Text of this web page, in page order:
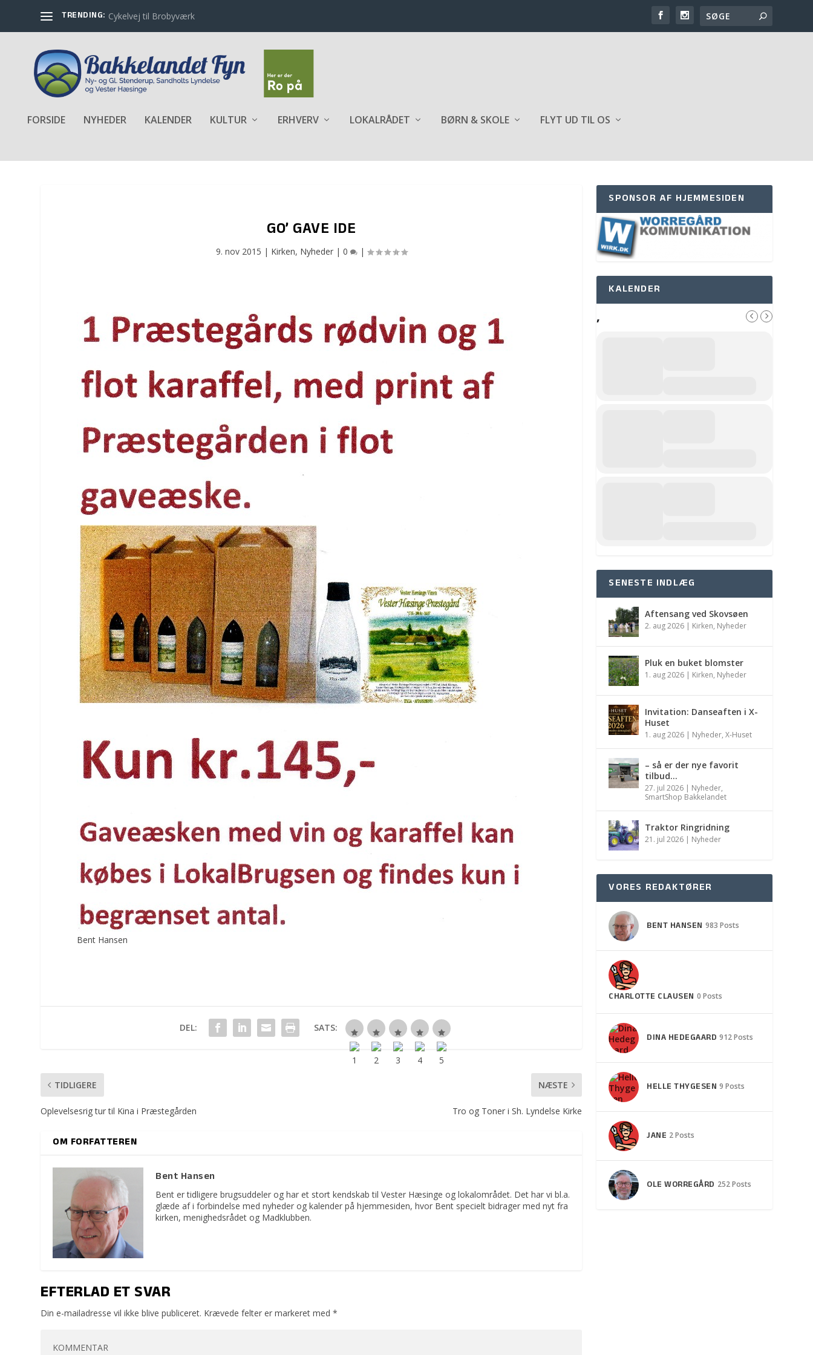
TRENDING: Cykelvej til Brobyværk
FORSIDE NYHEDER KALENDER KULTUR ERHVERV LOKALRÅDET BØRN & SKOLE FLYT UD TIL OS
GO’ GAVE IDE
9. nov 2015 | Kirken, Nyheder| 0 |
Bent Hansen
DEL: SATS:
TIDLIGERE
Oplevelsesrig tur til Kina i Præstegården
NÆSTE
Tro og Toner i Sh. Lyndelse Kirke
OM FORFATTEREN
Bent Hansen
Bent er tidligere brugsuddeler og har et stort kendskab til Vester Hæsinge og lokalområdet. Det har vi bl.a.
glæde af i forbindelse med nyheder og kalender på hjemmesiden, hvor Bent specielt bidrager med nyt fra
kirken, menighedsrådet og Madklubben.
EFTERLAD ET SVAR
Din e-mailadresse vil ikke blive publiceret. Krævede felter er markeret med*
SPONSOR AF HJEMMESIDEN
KALENDER
,
SENESTE INDLÆG
Aftensang ved Skovsøen
2. aug 2026 | Kirken, Nyheder
Pluk en buket blomster
1. aug 2026 | Kirken, Nyheder
Invitation: Danseaften i X-
Huset
1. aug 2026 | Nyheder,X-Huset
– så er der nye favorit
tilbud…
27. jul 2026 | Nyheder,
SmartShop Bakkelandet
Traktor Ringridning
21. jul 2026 | Nyheder
VORES REDAKTØRER
BENT HANSEN 983 Posts
CHARLOTTE CLAUSEN 0 Posts
DINA HEDEGAARD 912 Posts
HELLE THYGESEN 9 Posts
JANE 2 Posts
OLE WORREGÅRD 252 Posts